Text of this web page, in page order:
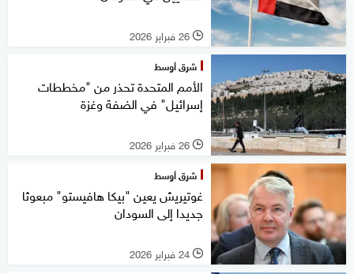
l 26 فبراير 2026
شرق أوسط
الأمم المتحدة تحذر من "مخططات
إسرائيل" في الضفة وغزة
l 26 فبراير 2026
شرق أوسط
غوتيريش يعين "بيكا هافيستو" مبعوثا
جديدا إلى السودان
l 24 فبراير 2026